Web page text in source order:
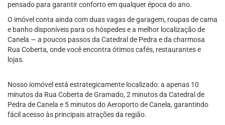
pensado para garantir conforto em qualquer época do ano.
O imóvel conta ainda com duas vagas de garagem, roupas de cama
e banho disponíveis para os hóspedes e a melhor localização de
Canela — a poucos passos da Catedral de Pedra e da charmosa
Rua Coberta, onde você encontra ótimos cafés, restaurantes e
lojas.
Nosso iomóvel está estrategicamente localizado: a apenas 10
minutos da Rua Coberta de Gramado, 2 minutos da Catedral de
Pedra de Canela e 5 minutos do Aeroporto de Canela, garantindo
fácil acesso às principais atrações da região.